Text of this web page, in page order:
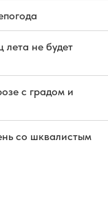
лета не будет
с градом и
со шквалистым